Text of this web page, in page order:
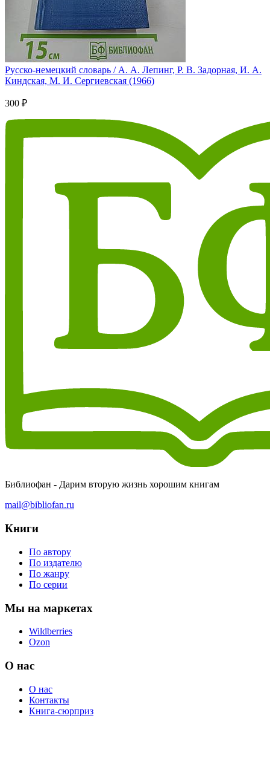
Русско-немецкий словарь / А. А. Лепинг, Р. В. Задорная, И. А.
Киндская, М. И. Сергиевская (1966)
300 ₽
Библиофан - Дарим вторую жизнь хорошим книгам
mail@bibliofan.ru
Книги
По автору
По издателю
По жанру
По серии
Мы на маркетах
Wildberries
Ozon
О нас
О нас
Контакты
Книга-сюрприз